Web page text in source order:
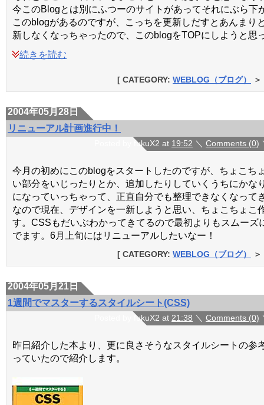
今このBlogとは別にふつーのサイトがあってそれにぶら下
このblogがあるのですが、こっちを更新しだすとあんまり
新しなくなっちゃったので、このblogをTOPにしようと思
続きを読む
[ CATEGORY: WEBLOG（ブログ） ＞
2004年05月28日
リニューアル計画進行中！
Posted by fukuX2 at 19:52 ＼ Comments (0)
今月の初めにこのblogをスタートしたのですが、ちょこち
い部分をいじったりとか、追加したりしていくうちにかな
になっていっちゃって、正直自分でも整理できなくなって
なので現在、デザインを一新しようと思い、ちょこちょこ
す。CSSもだいぶわかってきてるので最初よりもスムーズ
でます。6月上旬にはリニューアルしたいなー！
[ CATEGORY: WEBLOG（ブログ） ＞
2004年05月21日
1週間でマスターするスタイルシート(CSS)
Posted by fukuX2 at 21:38 ＼ Comments (0)
昨日紹介した本より、更に良さそうなスタイルシートの参
っていたので紹介します。